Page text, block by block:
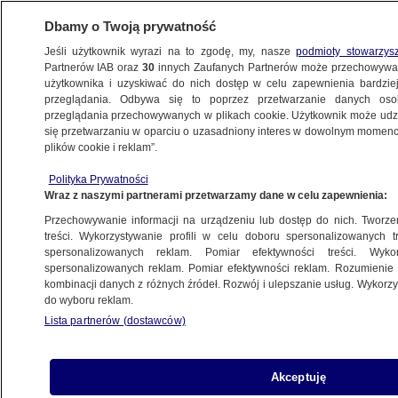
KONKRET24
ZDROWIE
"Pan poseł nie ma wiedzy"
Zuzanna Karczewska
13.02.2025, 11:33
Udostępnij
Dbamy o Twoją prywatność
Jeśli użytkownik wyrazi na to zgodę, my, naszepodmioty
Partnerów IAB oraz30 innych Zaufanych Partnerów może
użytkownika i uzyskiwać do nich dostęp w celu zapewnienia
przeglądania. Odbywa się to poprzez przetwarzanie danych
przeglądania przechowywanych w plikach cookie. Użytkownik może
się przetwarzaniu w oparciu o uzasadniony interes w dowolnym
plików cookie i reklam”.
Polityka Prywatności
Wraz z naszymi partnerami przetwarzamy dane w celu zapewnienia:
Przechowywanie informacji na urządzeniu lub dostęp do nich.
treści. Wykorzystywanie profili w celu doboru spersonalizowanych
spersonalizowanych reklam. Pomiar efektywności treści.
spersonalizowanych reklam. Pomiar efektywności reklam.
kombinacji danych z różnych źródeł. Rozwój i ulepszanie usług.
do wyboru reklam.
Lista partnerów (dostawców)
Akceptuję